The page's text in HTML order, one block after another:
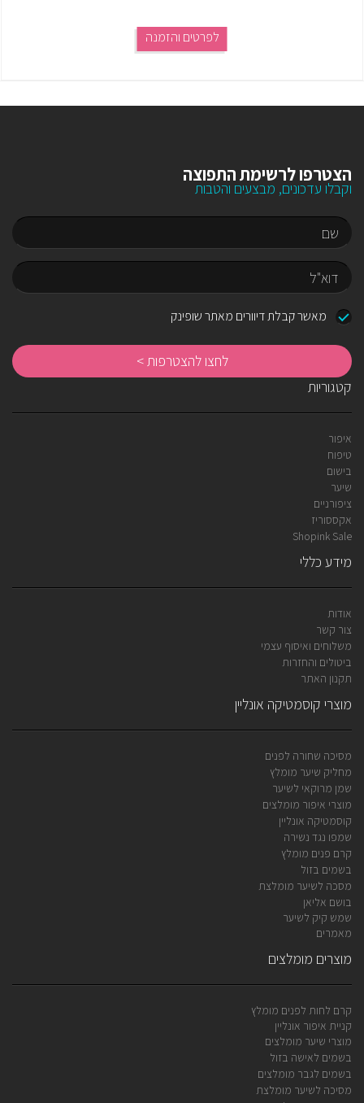
לפרטים והזמנה
הצטרפו לרשימת התפוצה
וקבלו עדכונים, מבצעים והטבות
שם
דוא"למאשר קבלת דיוורים מאתר שופינק
קטגוריות
איפור
טיפוח
בישום
שיער
ציפורניים
אקססוריז
Shopink Sale
מידע כללי
אודות
צור קשר
משלוחים ואיסוף עצמי
ביטולים והחזרות
תקנון האתר
מוצרי קוסמטיקה אונליין
מסיכה שחורה לפנים
מחליק שיער מומלץ
שמן מרוקאי לשיער
מוצרי איפור מומלצים
קוסמטיקה אונליין
שמפו נגד נשירה
קרם פנים מומלץ
בשמים בזול
מסכה לשיער מומלצת
בושם אליאן
שמש קיק לשיער
מאמרים
מוצרים מומלצים
קרם לחות לפנים מומלץ
קניית איפור אונליין
מוצרי שיער מומלצים
בשמים לאישה בזול
בשמים לגבר מומלצים
מסיכה לשיער מומלצת